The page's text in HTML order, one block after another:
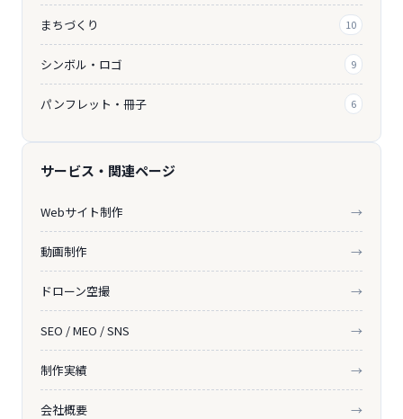
まちづくり 10
シンボル・ロゴ 9
パンフレット・冊子 6
サービス・関連ページ
Webサイト制作 →
動画制作 →
ドローン空撮 →
SEO / MEO / SNS →
制作実績 →
会社概要 →